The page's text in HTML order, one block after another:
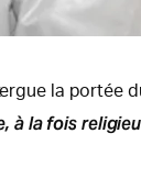
la portée
à la fois